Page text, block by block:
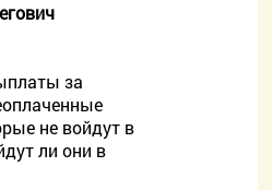
за
не войдут в
ли они в